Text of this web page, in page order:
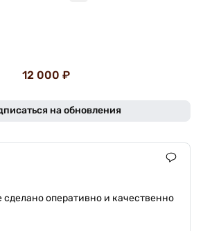
12 000 ₽
на обновления
сделано оперативно и качественно